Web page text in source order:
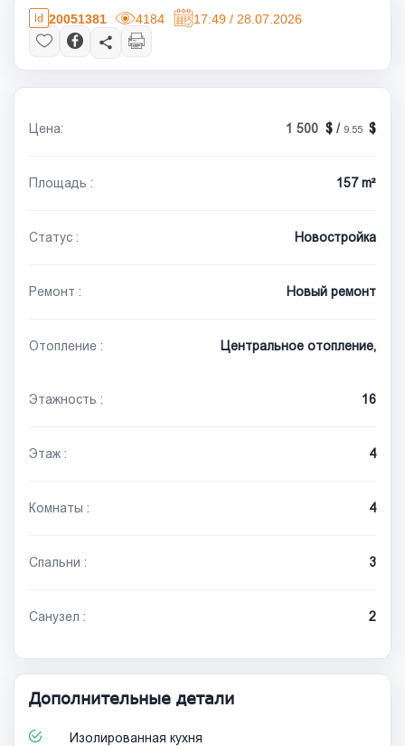
20051381 4184 17:49 / 28.07.2026
Цена: 1 500 / 9.55
Площадь : 157 m²
Статус : Новостройка
Ремонт : Новый ремонт
Отопление : Центральное отопление,
Этажность : 16
Этаж : 4
Комнаты : 4
Спальни : 3
Санузел : 2
Дополнительные детали
Изолированная кухня